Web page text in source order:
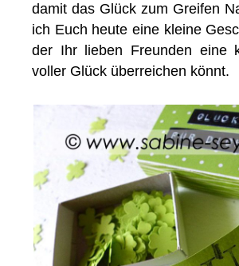
damit das Glück zum Greifen
ich Euch heute eine kleine
der Ihr lieben Freunden eine
voller Glück überreichen könnt.